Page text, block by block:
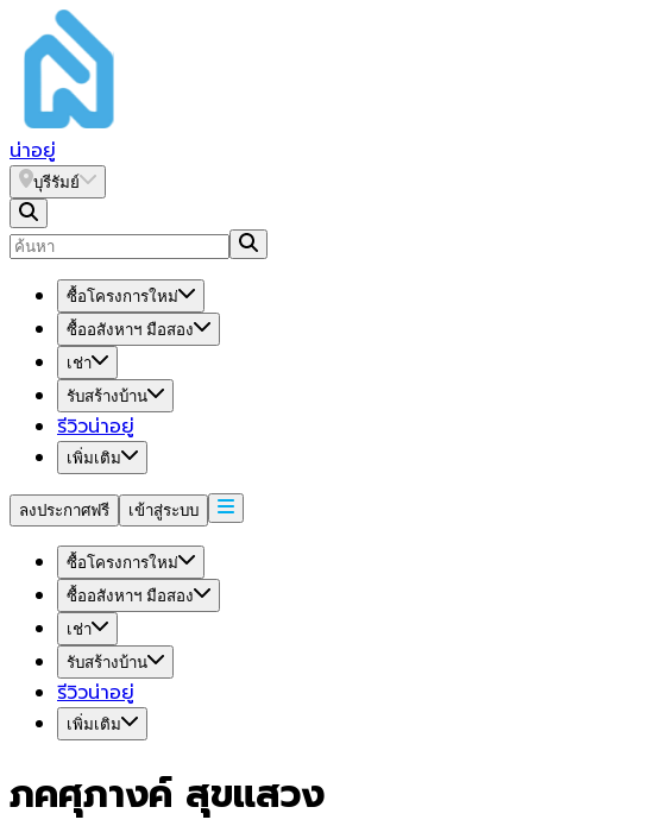
น่าอยู่
บุรีรัมย์
ซื้อโครงการใหม่
ซื้ออสังหาฯ มือสอง
เช่า
รับสร้างบ้าน
รีวิวน่าอยู่
เพิ่มเติม
ลงประกาศฟรี เข้าสู่ระบบ
ซื้อโครงการใหม่
ซื้ออสังหาฯ มือสอง
เช่า
รับสร้างบ้าน
รีวิวน่าอยู่
เพิ่มเติม
ภคศุภางค์ สุขแสวง